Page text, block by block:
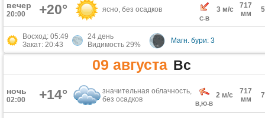
вечер
20:00 +20° ясно, без осадков
С-В
3 м/с
717
мм
Восход: 05:49
Закат: 20:43
24 день
Видимость 29%
Магн. бури: 3
09 августа Вс
ночь
02:00 +14°
значительная облачность,
без осадков
В,Ю-В
2 м/с
717
мм